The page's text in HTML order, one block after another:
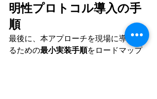
明性プロトコル導入の手
順
最後に、本アプローチを現場に導入す
るための最小実装手順をロードマップ